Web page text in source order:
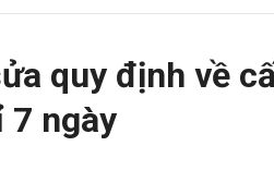
quy định về
ngày